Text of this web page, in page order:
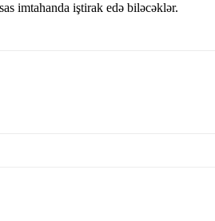
imtahanda iştirak edə biləcəklər.